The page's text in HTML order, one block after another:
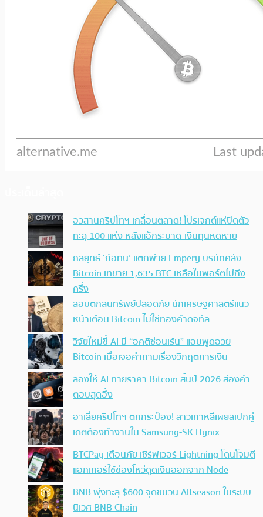
อวสานคริปโทฯ เกลื่อนตลาด! โปรเจกต์แห่ปิดตัว
ทะลุ 100 แห่ง หลังแฮ็กระบาด-เงินทุนหดหาย
กลยุทธ์ ‘ถือทน’ แตกพ่าย Empery บริษัทคลัง
Bitcoin เทขาย 1,635 BTC เหลือในพอร์ตไม่ถึง
ครึ่ง
สอบตกสินทรัพย์ปลอดภัย นักเศรษฐศาสตร์แนว
หน้าเตือน Bitcoin ไม่ใช่ทองคำดิจิทัล
วิจัยใหม่ชี้ AI มี “อคติซ่อนเร้น” แอบพูดอวย
Bitcoin เมื่อเจอคำถามเรื่องวิกฤตการเงิน
ลองให้ AI ทายราคา Bitcoin สิ้นปี 2026 ส่องคำ
ตอบสุดอึ้ง
อาเสี่ยคริปโทฯ ตกกระป๋อง! สาวเกาหลีเผยสเปกคู่
เดตต้องทำงานใน Samsung-SK Hynix
BTCPay เตือนภัย เซิร์ฟเวอร์ Lightning โดนโจมตี
แฮกเกอร์ใช้ช่องโหว่ดูดเงินออกจาก Node
BNB พุ่งทะลุ $600 จุดชนวน Altseason ในระบบ
นิเวศ BNB Chain